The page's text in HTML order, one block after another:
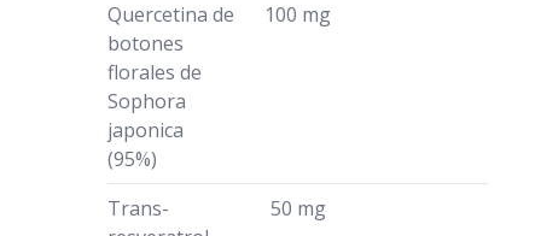
Quercetina de
botones
florales de
Sophora
japonica
(95%)
100 mg
Trans-
50 mg